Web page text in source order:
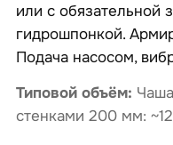
или с обязательной
гидрошпонкой.
Подача насосом,
Типовой объём:
стенками 200 мм: